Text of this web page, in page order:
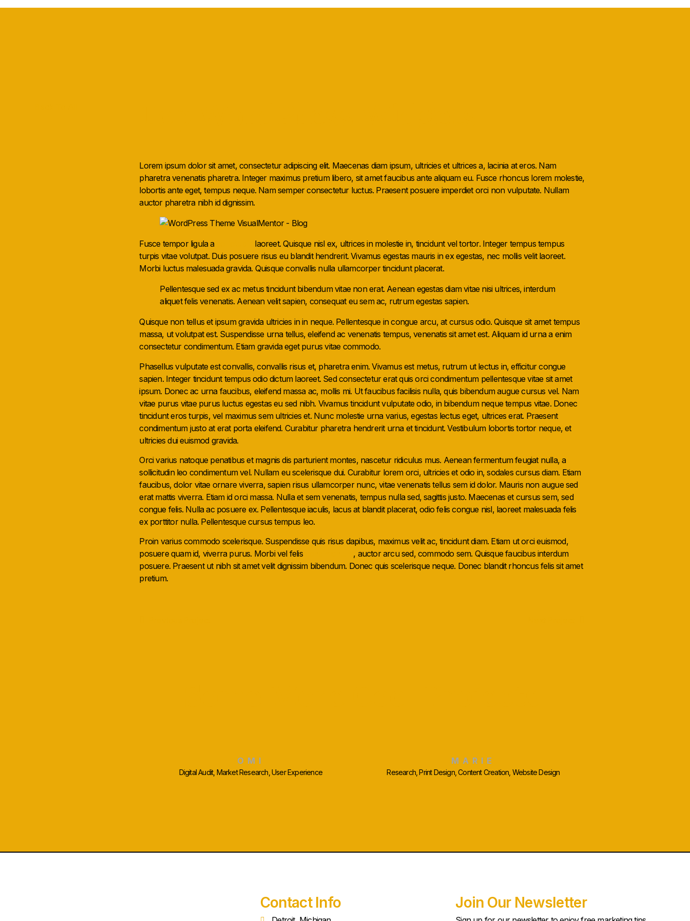
Lorem ipsum dolor sit amet, consectetur adipiscing elit. Maecenas diam ipsum, ultricies et ultrices a, lacinia at eros. Nam
pharetra venenatis pharetra. Integer maximus pretium libero, sit amet faucibus ante aliquam eu. Fusce rhoncus lorem molestie,
lobortis ante eget, tempus neque. Nam semper consectetur luctus. Praesent posuere imperdiet orci non vulputate. Nullam
auctor pharetra nibh id dignissim.
Fusce tempor ligula a
laoreet. Quisque nisl ex, ultrices in molestie in, tincidunt vel tortor. Integer tempus tempus
turpis vitae volutpat. Duis posuere risus eu blandit hendrerit. Vivamus egestas mauris in ex egestas, nec mollis velit laoreet.
Morbi luctus malesuada gravida. Quisque convallis nulla ullamcorper tincidunt placerat.
Pellentesque sed ex ac metus tincidunt bibendum vitae non erat. Aenean egestas diam vitae nisi ultrices, interdum
aliquet felis venenatis. Aenean velit sapien, consequat eu sem ac, rutrum egestas sapien.
Quisque non tellus et ipsum gravida ultricies in in neque. Pellentesque in congue arcu, at cursus odio. Quisque sit amet tempus
massa, ut volutpat est. Suspendisse urna tellus, eleifend ac venenatis tempus, venenatis sit amet est. Aliquam id urna a enim
consectetur condimentum. Etiam gravida eget purus vitae commodo.
Phasellus vulputate est convallis, convallis risus et, pharetra enim. Vivamus est metus, rutrum ut lectus in, efficitur congue
sapien. Integer tincidunt tempus odio dictum laoreet. Sed consectetur erat quis orci condimentum pellentesque vitae sit amet
ipsum. Donec ac urna faucibus, eleifend massa ac, mollis mi. Ut faucibus facilisis nulla, quis bibendum augue cursus vel. Nam
vitae purus vitae purus luctus egestas eu sed nibh. Vivamus tincidunt vulputate odio, in bibendum neque tempus vitae. Donec
tincidunt eros turpis, vel maximus sem ultricies et. Nunc molestie urna varius, egestas lectus eget, ultrices erat. Praesent
condimentum justo at erat porta eleifend. Curabitur pharetra hendrerit urna et tincidunt. Vestibulum lobortis tortor neque, et
ultricies dui euismod gravida.
Orci varius natoque penatibus et magnis dis parturient montes, nascetur ridiculus mus. Aenean fermentum feugiat nulla, a
sollicitudin leo condimentum vel. Nullam eu scelerisque dui. Curabitur lorem orci, ultricies et odio in, sodales cursus diam. Etiam
faucibus, dolor vitae ornare viverra, sapien risus ullamcorper nunc, vitae venenatis tellus sem id dolor. Mauris non augue sed
erat mattis viverra. Etiam id orci massa. Nulla et sem venenatis, tempus nulla sed, sagittis justo. Maecenas et cursus sem, sed
congue felis. Nulla ac posuere ex. Pellentesque iaculis, lacus at blandit placerat, odio felis congue nisl, laoreet malesuada felis
ex porttitor nulla. Pellentesque cursus tempus leo.
Proin varius commodo scelerisque. Suspendisse quis risus dapibus, maximus velit ac, tincidunt diam. Etiam ut orci euismod,
posuere quam id, viverra purus. Morbi vel felis
, auctor arcu sed, commodo sem. Quisque faucibus interdum
posuere. Praesent ut nibh sit amet velit dignissim bibendum. Donec quis scelerisque neque. Donec blandit rhoncus felis sit amet
pretium.
OMI
Digital Audit, Market Research, User Experience
MARIE
Research, Print Design, Content Creation, Website Design
Contact Info Join Our Newsletter